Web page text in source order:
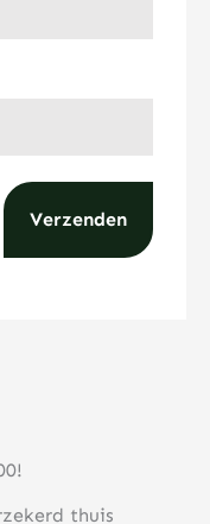
thuis